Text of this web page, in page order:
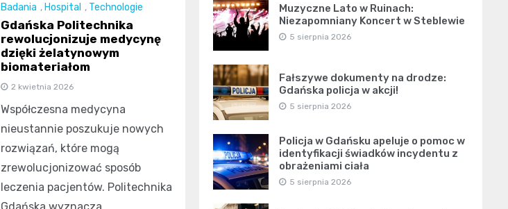
Badania , Hospital , Technologie
Gdańska Politechnika
rewolucjonizuje medycynę
dzięki żelatynowym
biomateriałom
2 kwietnia 2026
Współczesna medycyna
nieustannie poszukuje nowych
rozwiązań, które mogą
zrewolucjonizować sposób
leczenia pacjentów. Politechnika
Muzyczne Lato w Ruinach:
Niezapomniany Koncert w Steblewie
5 sierpnia 2026
Fałszywe dokumenty na drodze:
Gdańska policja w akcji!
5 sierpnia 2026
Policja w Gdańsku apeluje o pomoc w
identyfikacji świadków incydentu z
obrażeniami ciała
5 sierpnia 2026